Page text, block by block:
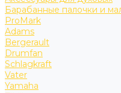
Барабанные палочки и
ProMark
Adams
Bergerault
Drumfan
Schlagkraft
Vater
Yamaha